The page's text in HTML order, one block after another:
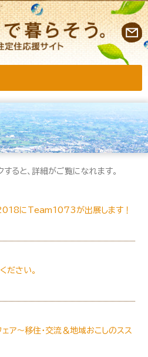
ると、詳細がご覧になれます。
2018にTeam1073が出展します！
ださい。
ア～移住・交流＆地域おこしのスス